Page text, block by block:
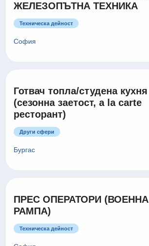
ЖЕЛЕЗОПЪТНА ТЕХНИКА
Техническа дейност
София
Готвач топла/студена кухня
(сезонна заетост, a la carte
ресторант)
Други сфери
Бургас
ПРЕС ОПЕРАТОРИ (ВОЕННА
РАМПА)
Техническа дейност